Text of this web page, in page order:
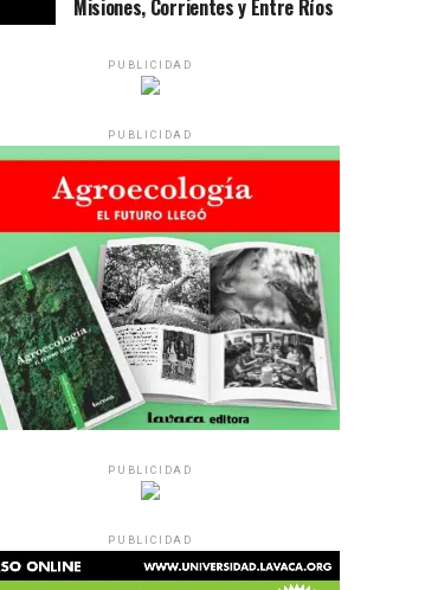
Misiones, Corrientes y Entre Ríos
PUBLICIDAD
PUBLICIDAD
PUBLICIDAD
PUBLICIDAD